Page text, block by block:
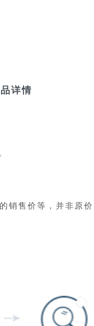
详情
销售价等，并非原